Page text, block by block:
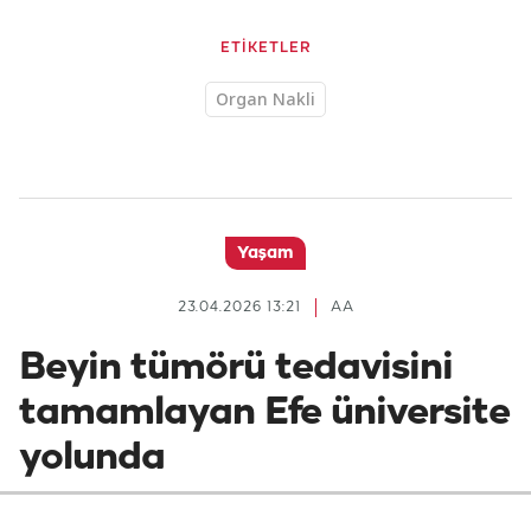
ETİKETLER
Organ Nakli
Yaşam
AA
23.04.2026 13:21
Beyin tümörü tedavisini
tamamlayan Efe üniversite
yolunda